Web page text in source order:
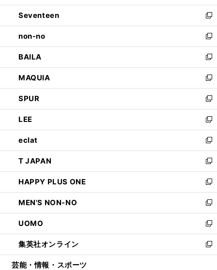
開
く
ウ
で
開
く
ン
ド
ウ
で
開
く
Seventeen
新
し
い
ウ
ィ
ン
ド
ウ
で
開
く
non-no
新
し
い
ウ
ィ
ン
ド
ウ
で
開
く
BAILA
新
し
い
ウ
ィ
ン
ド
ウ
で
開
く
MAQUIA
新
し
い
ウ
ィ
ン
ド
ウ
で
開
く
SPUR
新
し
い
ウ
ィ
ン
ド
ウ
で
開
く
LEE
新
し
い
ウ
ィ
ン
ド
ウ
で
開
く
eclat
新
し
い
ウ
ィ
ン
ド
ウ
で
開
く
T JAPAN
新
し
い
ウ
ィ
ン
ド
ウ
で
開
HAPPY PLUS ONE
新
し
い
ウ
ィ
ン
ド
ウ
MEN'S NON-NO
新
し
い
ウ
ィ
ン
UOMO
新
し
い
ウ
集英社オンライン
新
し
芸能・情報・スポーツ